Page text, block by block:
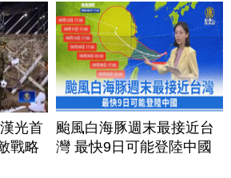
光首
戰略
颱風白海豚週末最接近台
灣 最快9日可能登陸中國